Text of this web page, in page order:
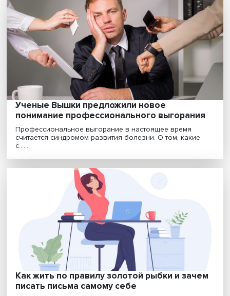
Радость неопределенности: как
уровень самоконтроля и эмоциональной
устойчивости
В наше время различные психологические практики
инструменты самопомощи становятся все более
От гнева к гармонии: как справиться с
агрессией и построить доверительные
отношения через ненасильственное
общение
Здоровые межличностные отношения — залог
стабильного ментального здоровья. Построение
отнош......